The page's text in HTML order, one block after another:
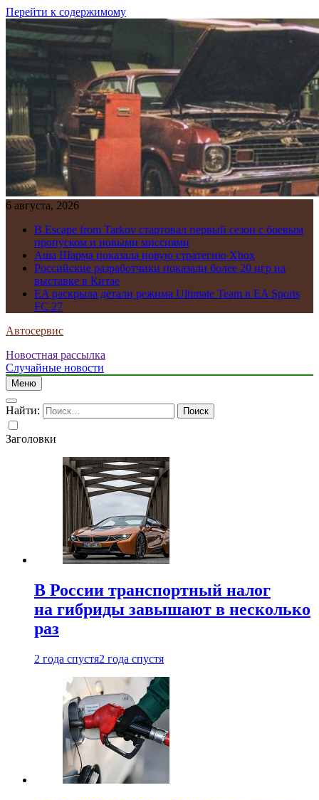
Перейти к содержимому
6 августа, 2026
В Escape from Tarkov стартовал первый сезон с боевым
пропуском и новыми миссиями
Аша Шарма показала новую стратегию Xbox
Российские разработчики показали более 20 игр на
выставке в Китае
EA раскрыла детали режима Ultimate Team в EA Sports
FC 27
Автосервис
Новостная рассылка
Случайные новости
Меню
Найти:
Заголовки
В России транспортный налог
на гибриды завышают в несколько
раз
2 года спустя2 года спустя